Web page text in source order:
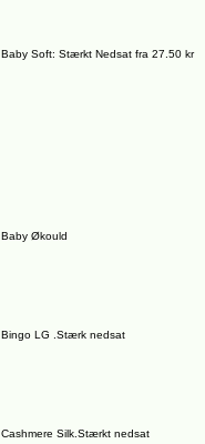
Baby Soft: Stærkt Nedsat fra 27.50 kr
Baby Økould
Bingo LG .Stærk nedsat
Cashmere Silk.Stærkt nedsat